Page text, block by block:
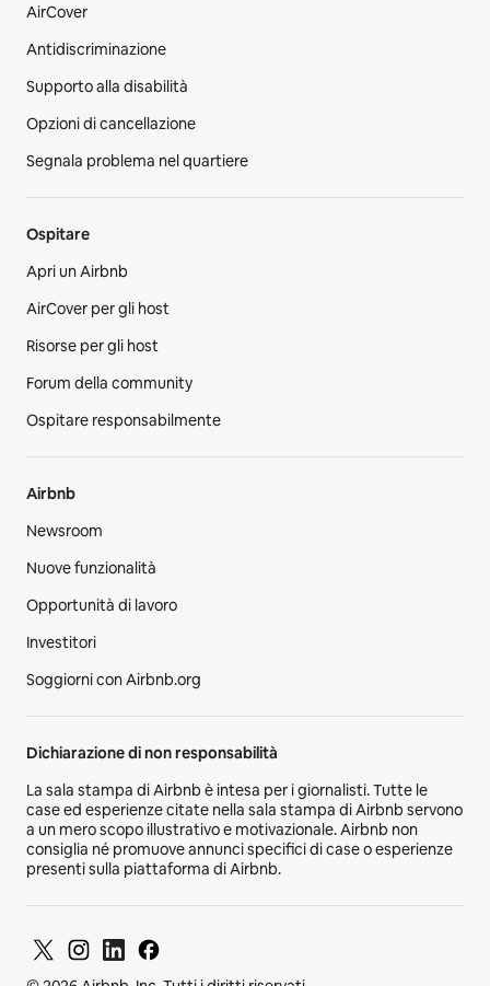
AirCover
Antidiscriminazione
Supporto alla disabilità
Opzioni di cancellazione
Segnala problema nel quartiere
Ospitare
Apri un Airbnb
AirCover per gli host
Risorse per gli host
Forum della community
Ospitare responsabilmente
Airbnb
Newsroom
Nuove funzionalità
Opportunità di lavoro
Investitori
Soggiorni con Airbnb.org
Dichiarazione di non responsabilità
La sala stampa di Airbnb è intesa per i giornalisti. Tutte le
case ed esperienze citate nella sala stampa di Airbnb servono
a un mero scopo illustrativo e motivazionale. Airbnb non
consiglia né promuove annunci specifici di case o esperienze
presenti sulla piattaforma di Airbnb.